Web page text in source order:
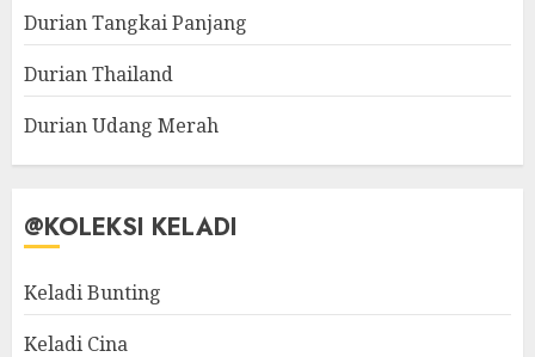
Durian Tangkai Panjang
Durian Thailand
Durian Udang Merah
@KOLEKSI KELADI
Keladi Bunting
Keladi Cina